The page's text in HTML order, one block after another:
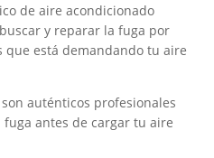
de aire acondicionado
y reparar la fuga por
que está demandando tu aire
auténticos profesionales
antes de cargar tu aire